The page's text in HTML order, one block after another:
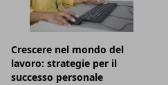
Crescere nel mondo del
lavoro: strategie per il
successo personale